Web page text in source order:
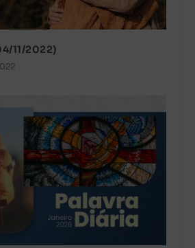
11/2022)